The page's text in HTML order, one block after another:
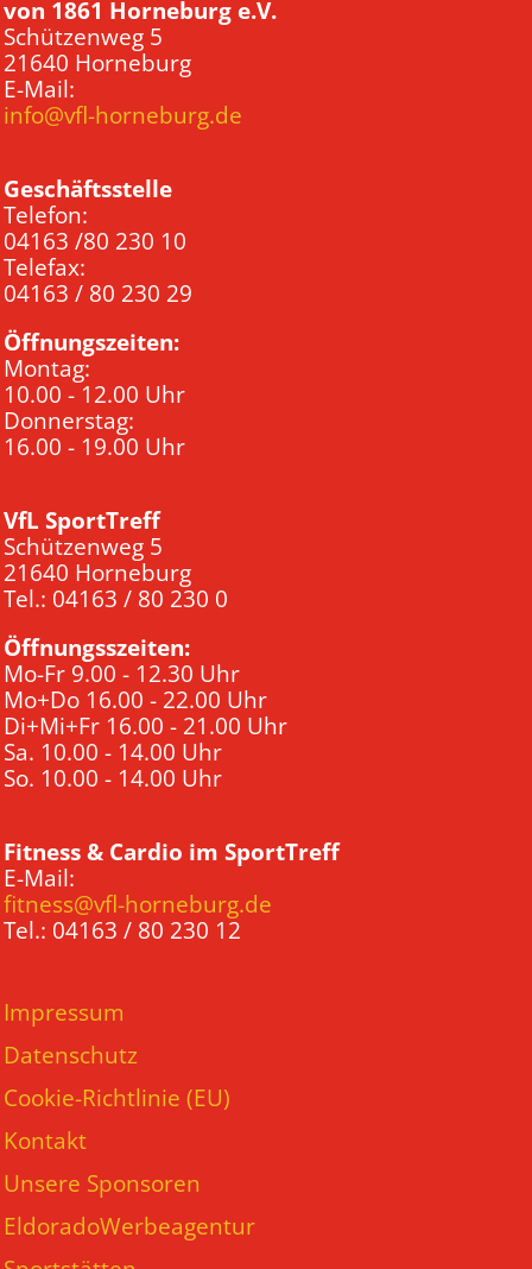
von 1861 Horneburg e.V.
Schützenweg 5
21640 Horneburg
E-Mail:
info@vfl-horneburg.de
Geschäftsstelle
Telefon:
04163 /80 230 10
Telefax:
04163 / 80 230 29
Öffnungszeiten:
Montag:
10.00 - 12.00 Uhr
Donnerstag:
16.00 - 19.00 Uhr
VfL SportTreff
Schützenweg 5
21640 Horneburg
Tel.: 04163 / 80 230 0
Öffnungsszeiten:
Mo-Fr 9.00 - 12.30 Uhr
Mo+Do 16.00 - 22.00 Uhr
Di+Mi+Fr 16.00 - 21.00 Uhr
Sa. 10.00 - 14.00 Uhr
So. 10.00 - 14.00 Uhr
Fitness & Cardio im SportTreff
E-Mail:
fitness@vfl-horneburg.de
Tel.: 04163 / 80 230 12
Impressum
Datenschutz
Cookie-Richtlinie (EU)
Kontakt
Unsere Sponsoren
EldoradoWerbeagentur